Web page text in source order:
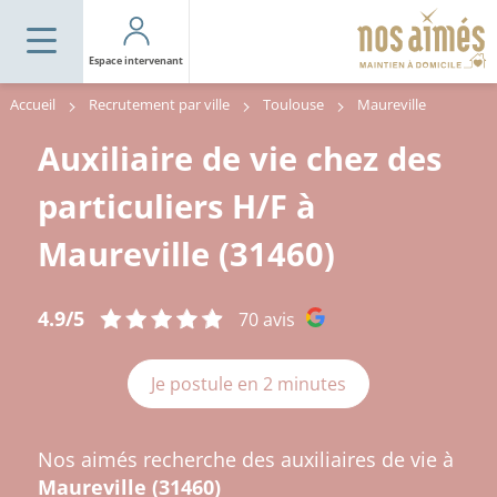
Espace intervenant
Accueil Recrutement par ville Toulouse Maureville
Auxiliaire de vie chez des
particuliers H/F à
Maureville (31460)
4.9/5 70 avis
Je postule en 2 minutes
Nos aimés recherche des auxiliaires de vie à
Maureville (31460)